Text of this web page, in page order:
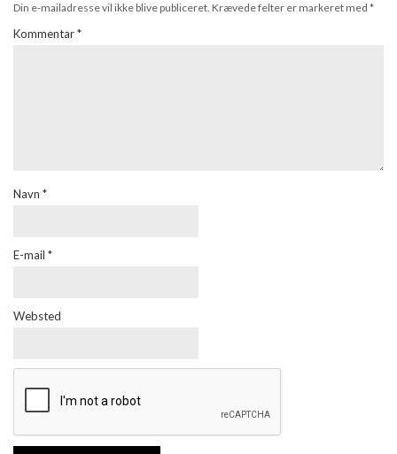
Din e-mailadresse vil ikke blive publiceret. Krævede felter er markeret med *
Kommentar*
Navn *
E-mail *
Websted